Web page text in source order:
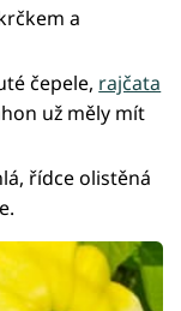
a
čepele, rajčata
už měly mít
řídce olistěná